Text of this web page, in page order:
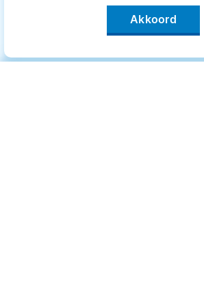
Akkoord